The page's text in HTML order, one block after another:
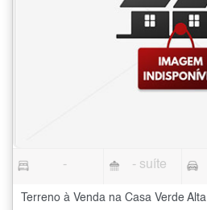
- - suíte
Terreno à Venda na Casa Verde Alta